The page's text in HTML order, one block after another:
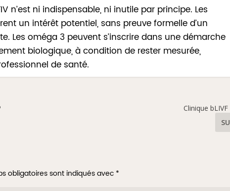
n’est ni indispensable, ni inutile par principe. Les
un intérêt potentiel, sans preuve formelle d’un
Les oméga 3 peuvent s’inscrire dans une démarche
biologique, à condition de rester mesurée,
de santé.
Clinique
obligatoires sont indiqués avec *